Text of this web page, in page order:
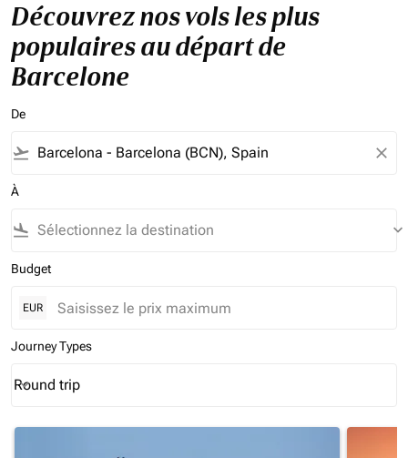
Découvrez nos vols les plus
populaires au départ de
Barcelone
De
flight_takeoff close
À
flight_land keyboard_arrow_down
Budget
EUR
Journey Types
Journey Types option Round trip Selected
Round trip
keyboard_arrow_down